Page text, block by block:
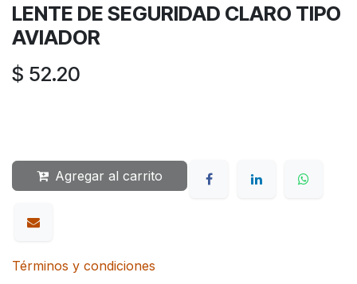
LENTE DE SEGURIDAD CLARO TIPO
AVIADOR
$ 52.20
Agregar al carrito
Términos y condiciones